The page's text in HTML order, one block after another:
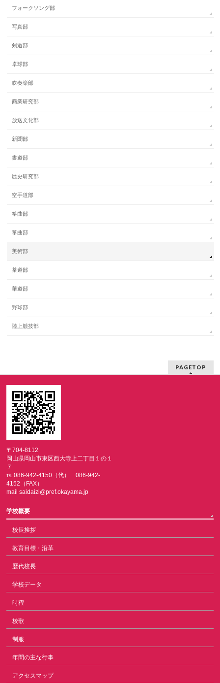
フォークソング部
写真部
剣道部
卓球部
吹奏楽部
商業研究部
放送文化部
新聞部
書道部
歴史研究部
空手道部
筝曲部
箏曲部
美術部
茶道部
華道部
野球部
陸上競技部
PAGETOP
〒704-8112
岡山県岡山市東区西大寺上二丁目１の１
７
℡ 086-942-4150（代） 086-942-
4152（FAX）
mail saidaizi@pref.okayama.jp
学校概要
校長挨拶
教育目標・沿革
歴代校長
学校データ
時程
校歌
制服
年間の主な行事
アクセスマップ